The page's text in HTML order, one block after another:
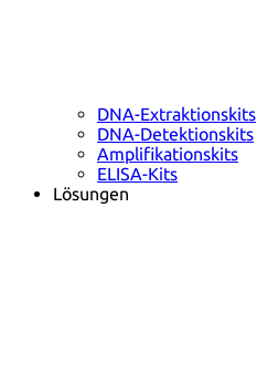
DNA-Extraktionskits
DNA-Detektionskits
Amplifikationskits
ELISA-Kits
Lösungen